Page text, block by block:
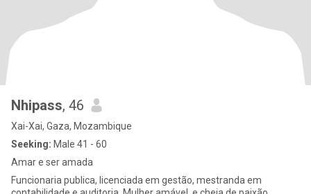
Nhipass, 46
Xai-Xai, Gaza, Mozambique
Seeking: Male 41 - 60
Amar e ser amada
Funcionaria publica, licenciada em gestão, mestranda em